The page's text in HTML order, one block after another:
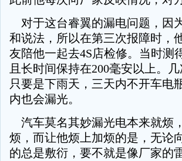
对于这台睿翼的漏电问题，因
和说法，所以在第三次报障时，
友陪他一起去4S店检修。当时测
且长时间保持在200毫安以上。
只要是下雨天，三天内不开车电
内也会漏光。
汽车莫名其妙漏光电本来就烦
烦，而让他烦上加烦的是，无论
的总是敷衍，要不就是像厂家的